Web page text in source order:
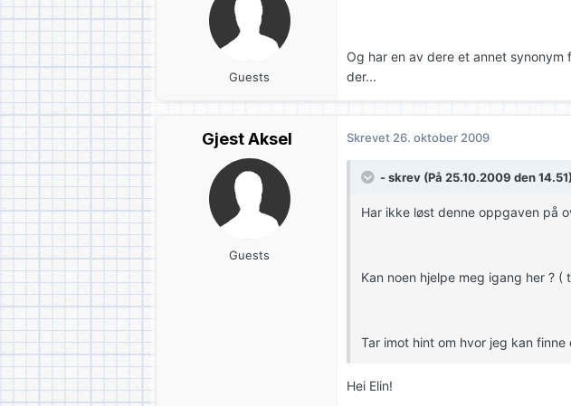
Guests
Og har en av dere et annet
der...
Gjest Aksel
Guests
Skrevet 26. oktober 2009
- skrev (På 25.10.2009 den
Har ikke løst denne oppgaven på
Kan noen hjelpe meg igang her ?
Tar imot hint om hvor jeg kan
Hei Elin!